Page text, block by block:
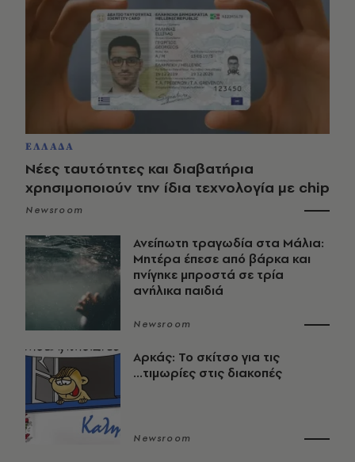
ΕΛΛΑΔΑ
Νέες ταυτότητες και διαβατήρια
χρησιμοποιούν την ίδια τεχνολογία με chip
Newsroom
Ανείπωτη τραγωδία στα Μάλια:
Μητέρα έπεσε από βάρκα και
πνίγηκε μπροστά σε τρία
ανήλικα παιδιά
Newsroom
Αρκάς: Το σκίτσο για τις
...τιμωρίες στις διακοπές
Newsroom